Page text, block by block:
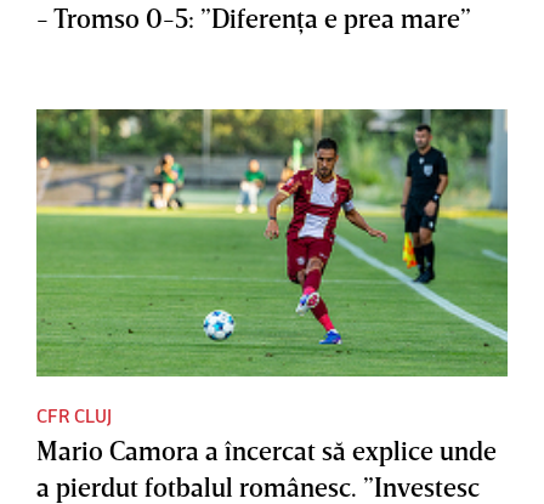
- Tromso 0-5: ”Diferenţa e prea mare”
CFR CLUJ
Mario Camora a încercat să explice unde
a pierdut fotbalul românesc. ”Investesc